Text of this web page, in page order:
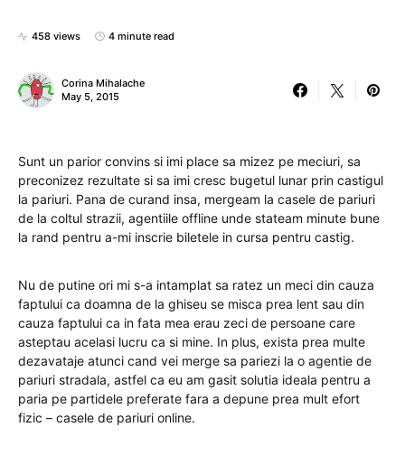
458 views 4 minute read
Corina Mihalache
May 5, 2015
Sunt un parior convins si imi place sa mizez pe meciuri, sa
preconizez rezultate si sa imi cresc bugetul lunar prin castigul
la pariuri. Pana de curand insa, mergeam la casele de pariuri
de la coltul strazii, agentiile offline unde stateam minute bune
la rand pentru a-mi inscrie biletele in cursa pentru castig.
Nu de putine ori mi s-a intamplat sa ratez un meci din cauza
faptului ca doamna de la ghiseu se misca prea lent sau din
cauza faptului ca in fata mea erau zeci de persoane care
asteptau acelasi lucru ca si mine. In plus, exista prea multe
dezavataje atunci cand vei merge sa pariezi la o agentie de
pariuri stradala, astfel ca eu am gasit solutia ideala pentru a
paria pe partidele preferate fara a depune prea mult efort
fizic – casele de pariuri online.